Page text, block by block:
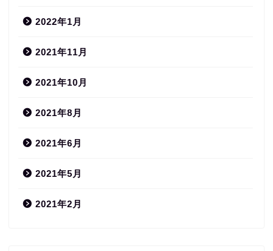
2022年1月
2021年11月
2021年10月
2021年8月
2021年6月
2021年5月
2021年2月